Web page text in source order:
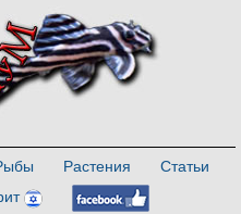
Растения
Статьи